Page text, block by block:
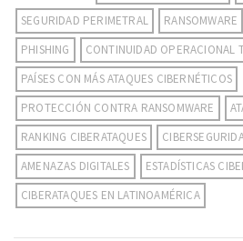
SEGURIDAD PERIMETRAL
RANSOMWARE
PHISHING
CONTINUIDAD OPERACIONAL
PAÍSES CON MÁS ATAQUES CIBERNÉTICOS
PROTECCIÓN CONTRA RANSOMWARE
RANKING CIBERATAQUES
AMENAZAS DIGITALES
ESTADÍSTICAS
CIBERATAQUES EN LATINOAMÉRICA